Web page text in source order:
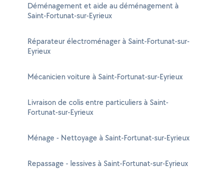
Déménagement et aide au déménagement à
Saint-Fortunat-sur-Eyrieux
Réparateur électroménager à Saint-Fortunat-sur-
Eyrieux
Mécanicien voiture à Saint-Fortunat-sur-Eyrieux
Livraison de colis entre particuliers à Saint-
Fortunat-sur-Eyrieux
Ménage - Nettoyage à Saint-Fortunat-sur-Eyrieux
Repassage - lessives à Saint-Fortunat-sur-Eyrieux